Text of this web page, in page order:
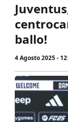
ballo!
4 Agosto 2025 -